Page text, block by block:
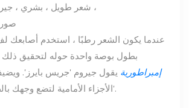
صور
عندما يكون الشعر رطبًا ، استخدم أصابعك
بطول بوصة واحدة حوله لتحقيق ذلك
إمبراطورية يقول جيروم 'جريس بايرز'.
الأجزاء الأمامية لتضع وجهك بالطريقة التي تريدها'.